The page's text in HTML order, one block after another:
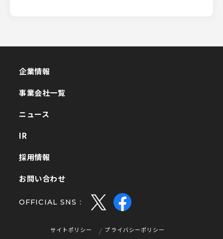
企業情報
事業会社一覧
ニュース
IR
採用情報
お問い合わせ
OFFICIAL SNS :
サイトポリシー
プライバシーポリシー